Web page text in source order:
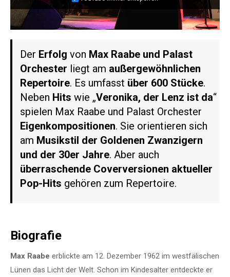
Der Erfolg von Max Raabe und Palast
Orchester liegt am außergewöhnlichen
Repertoire. Es umfasst über 600 Stücke.
Neben Hits wie „Veronika, der Lenz ist da“
spielen Max Raabe und Palast Orchester
Eigenkompositionen. Sie orientieren sich
am Musikstil der Goldenen Zwanzigern
und der 30er Jahre. Aber auch
überraschende Coverversionen aktueller
Pop-Hits gehören zum Repertoire.
Biografie
Max Raabe erblickte am 12. Dezember 1962 im westfälischen
Lünen das Licht der Welt. Schon im Kindesalter entdeckte er